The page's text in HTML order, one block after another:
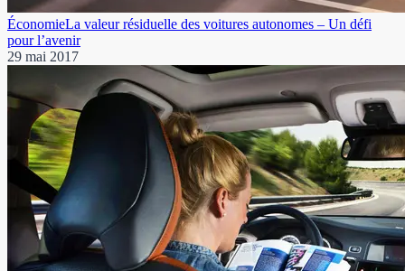
ÉconomieLa valeur résiduelle des voitures autonomes – Un défi
pour l’avenir
29 mai 2017